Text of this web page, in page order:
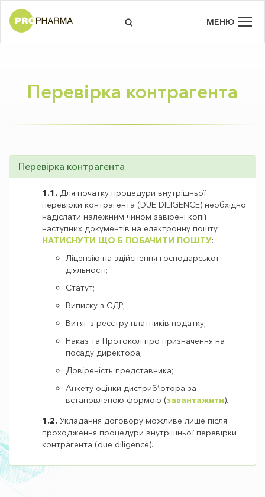
МЕНЮ
Перевірка контрагента
Перевірка контрагента
1.1. Для початку процедури внутрішньої
перевірки контрагента (DUE DILIGENCE) необхідно
надіслати належним чином завірені копії
наступних документів на електронну пошту
НАТИСНУТИ ЩО Б ПОБАЧИТИ ПОШТУ:
Ліцензію на здійснення господарської
діяльності;
Статут;
Виписку з ЄДР;
Витяг з реєстру платників податку;
Наказ та Протокол про призначення на
посаду директора;
Довіреність представника;
Анкету оцінки дистриб’ютора за
встановленою формою (завантажити).
1.2. Укладання договору можливе лише після
проходження процедури внутрішньої перевірки
контрагента (due diligence).